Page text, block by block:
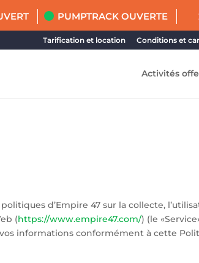
PUMPTRACK OUVERTE
Tarification et location Conditions et
Activités
d’Empire 47 sur la collecte,
(https://www.empire47.com/) (le
informations conformément à cette